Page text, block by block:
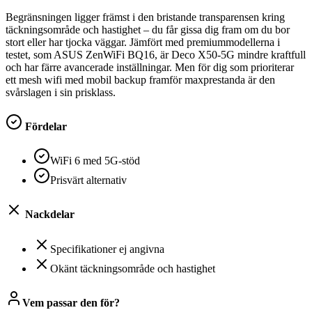
Begränsningen ligger främst i den bristande transparensen kring
täckningsområde och hastighet – du får gissa dig fram om du bor
stort eller har tjocka väggar. Jämfört med premiummodellerna i
testet, som ASUS ZenWiFi BQ16, är Deco X50-5G mindre kraftfull
och har färre avancerade inställningar. Men för dig som prioriterar
ett mesh wifi med mobil backup framför maxprestanda är den
svårslagen i sin prisklass.
Fördelar
WiFi 6 med 5G-stöd
Prisvärt alternativ
Nackdelar
Specifikationer ej angivna
Okänt täckningsområde och hastighet
Vem passar den för?